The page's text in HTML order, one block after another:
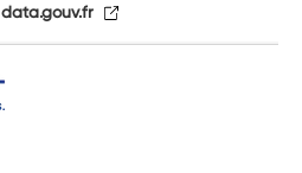
data.gouv.fr